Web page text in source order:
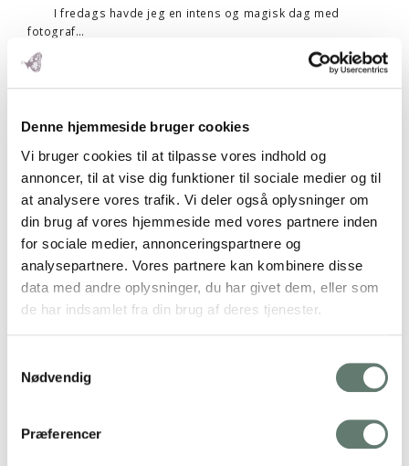
Denne hjemmeside bruger cookies
Vi bruger cookies til at tilpasse vores indhold og
annoncer, til at vise dig funktioner til sociale medier og til
at analysere vores trafik. Vi deler også oplysninger om
din brug af vores hjemmeside med vores partnere inden
for sociale medier, annonceringspartnere og
analysepartnere. Vores partnere kan kombinere disse
data med andre oplysninger, du har givet dem, eller som
de har indsamlet fra din brug af deres tjenester.
Nødvendig
Præferencer
I fredags havde jeg en intens og magisk dag med
fotograf…
Sund tandpasta uden kemi
I dag udkommer mine nye anbefalinger om valg af sund
This Post Has 4 Comments
Flemming Møbius
21. feb 2016 kl. 23:35
Hvordan får jeg din e-bog med surdejsbrød
@Flemming – Tak for din besked og interesse
for min e-bog BAGT! om surdejsbrød.